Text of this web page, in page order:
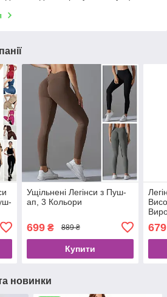
Ущільнені Легінси з Пуш-
ап, 3 Кольори
699₴ 889 ₴
Купити
679
новинки